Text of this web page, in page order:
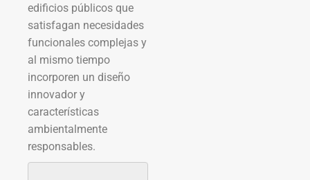
edificios públicos que
satisfagan necesidades
funcionales complejas y
al mismo tiempo
incorporen un diseño
innovador y
características
ambientalmente
responsables.